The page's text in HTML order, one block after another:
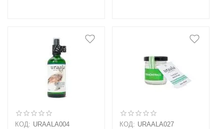
КОД: URAALA004 КОД: URAALA027